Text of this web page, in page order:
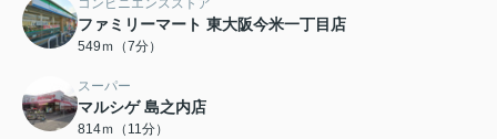
コンビニエンスストア
ファミリーマート 東大阪今米一丁目店
549ｍ（7分）
スーパー
マルシゲ 島之内店
814ｍ（11分）